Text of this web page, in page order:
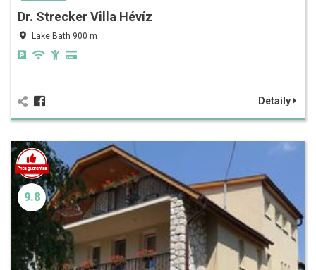
Dr. Strecker Villa Hévíz
Lake Bath 900 m
Detaily
9.8